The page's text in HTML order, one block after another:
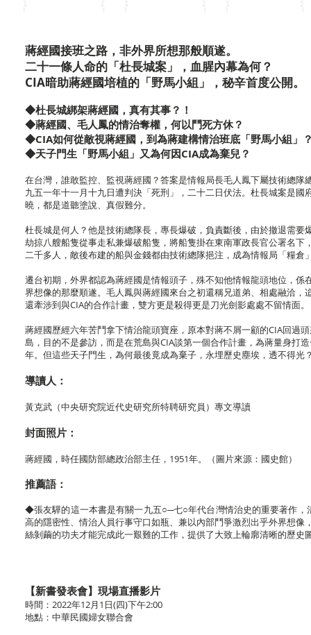
蔣經國接班之路，非外界所想那般順遂。
二十一條人命的「杜長城案」，血腥內幕為何？
CIA暗助蔣經國培植的「野馬小組」，秘辛首度公開。
◆杜長城綁架蔣經國，真有其事？！
◆蔣經國、毛人鳳的情治奪權，何以鬥死方休？
◆CIA如何從敵視蔣經國，到為蔣建構情治班底「野馬小組」
◆天子門生「野馬小組」又為何因CIA成為棄兒？
在台灣，誰敢監控、監視蔣經國？答案是情報局長毛人鳳下屬技術總
九五一年十一月十九日遭判決「死刑」，二十二日伏法。杜長城案是
曉，都是道聽塗說、真假難分。
杜長城是何人？他是技術總隊長，專長爆破，負責斷後，由於撤退需
劫掠八艘船隻從事走私兼爆破船隻，將船隻掛在東南軍政長官公署名
二千多人，敵後布建的船與金錢都由技術總隊挹注，成為情報局「糧
遷台初期，外界都認為蔣經國是情報頭子，殊不知他情報龍頭地位，
界想像的那麼順遂。毛人鳳與蔣經國來台之初還稱兄道弟、相處融洽
還牽涉到與CIA的合作計畫，雙方更是殺得更是刀光劍影處處不留情面。
蔣經國歷經六年苦鬥拿下情治龍頭寶座，原本對蔣不屑一顧的CIA回過
島，目的不是參訪，而是在荒島與CIA談第一個合作計畫，為蔣量身打
年。但這些天子門生，為何最後竟成為棄子，永埋歷史塵埃，透不得光
導讀人：
黃克武（中央研究院近代史研究所特聘研究員）專文導讀
封面照片：
蔣經國，時任國防部總政治部主任，1951年。（圖片來源：國史館）
推薦語：
◆張友驊的這一本書是有關一九五○─七○年代台灣情治史的重要著作
高的隱密性、情治人員行事守口如瓶、兼以內部鬥爭激烈出乎外界想
絲剝繭的功夫才能完成此一艱難的工作，提供了大致上輪廓清晰的歷
【新書發表會】現場直播影片
時間：2022年12月1日(四)下午2:00
地點：中華民國婦女聯合會